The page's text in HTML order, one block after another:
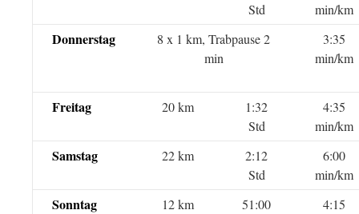
Std
min/km
Donnerstag
8 x 1 km, Trabpause 2
min
3:35
min/km
Freitag 20 km
1:32
Std
4:35
min/km
Samstag 22 km
2:12
Std
6:00
min/km
Sonntag 12 km
51:00
4:15